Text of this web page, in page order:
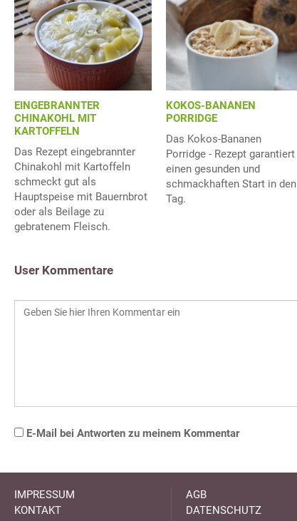
EINGEBRANNTER
CHINAKOHL MIT
KARTOFFELN
Das Rezept eingebrannter
Chinakohl mit Kartoffeln
schmeckt gut als
Hauptspeise mit Bauernbrot
oder als Beilage zu
gebratenem Fleisch.
KOKOS-BANANEN
PORRIDGE
Das Kokos-Bananen
Porridge - Rezept garantiert
einen gesunden und
schmackhaften Start in den
Tag.
User Kommentare
E-Mail bei Antworten zu meinem Kommentar
IMPRESSUM
KONTAKT
AGB
DATENSCHUTZ